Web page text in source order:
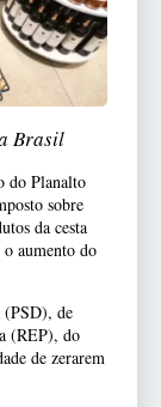
Brasil
do Planalto
sobre
da cesta
aumento do
(PSD), de
(REP), do
de zerarem